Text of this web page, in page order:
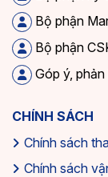
Bộ phận
Bộ phận
Góp ý,
CHÍNH SÁCH
Chính sách
Chính sách